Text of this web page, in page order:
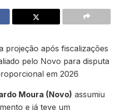
projeção após fiscalizações
pelo Novo para disputa
em 2026
Moura (Novo) assumiu
e já teve um